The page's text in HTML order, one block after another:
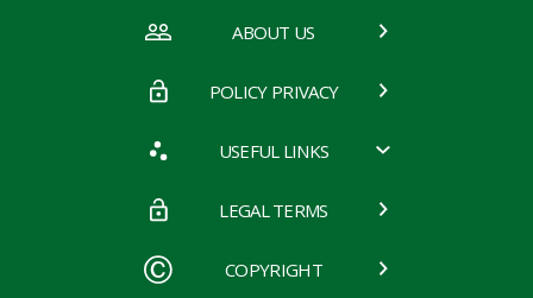
ABOUT US
POLICY PRIVACY
USEFUL LINKS
LEGAL TERMS
COPYRIGHT